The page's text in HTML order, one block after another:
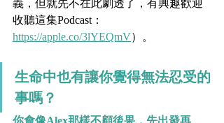
義，但就先不在此劇透了，有興趣歡迎
收聽這集Podcast：
https://apple.co/3lYEQmV）。
生命中也有讓你覺得無法忍受的
事嗎？
你會像Alex那樣不顧後果，先出發再